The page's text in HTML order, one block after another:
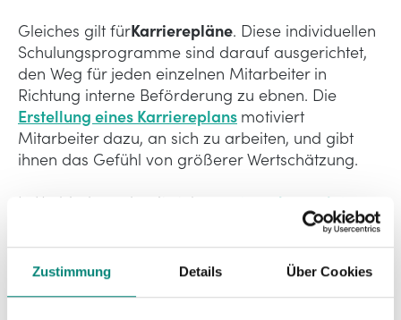
Zustimmung Details Über Cookies
Gleiches gilt fürKarrierepläne. Diese individuellen
Schulungsprogramme sind darauf ausgerichtet,
den Weg für jeden einzelnen Mitarbeiter in
Richtung interne Beförderung zu ebnen. Die
Erstellung eines Karriereplans motiviert
Mitarbeiter dazu, an sich zu arbeiten, und gibt
ihnen das Gefühl von größerer Wertschätzung.
In Verbindung damit stehen
unternehmensinterne
. Ein Beförderungsplan legt
die verschiedenen Meilensteine für einen
Mitarbeiter fest, die dieser erreichen muss, um